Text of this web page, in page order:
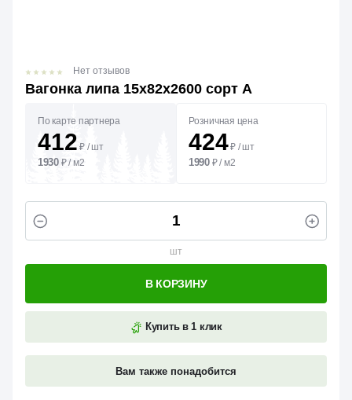
Вагонка липа 15х82х2600 сорт А
Нет отзывов
По карте партнера
412 ₽ / шт
1930 ₽/ м2
Розничная цена
424₽ / шт
1990 ₽/ м2
шт
Купить в 1 клик
Вам также понадобится
В КОРЗИНУ